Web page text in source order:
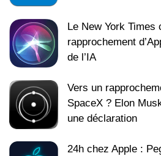
Le New York Times
rapprochement
de l’IA
Vers un
SpaceX ? Elon
une déclaration
24h chez Apple :